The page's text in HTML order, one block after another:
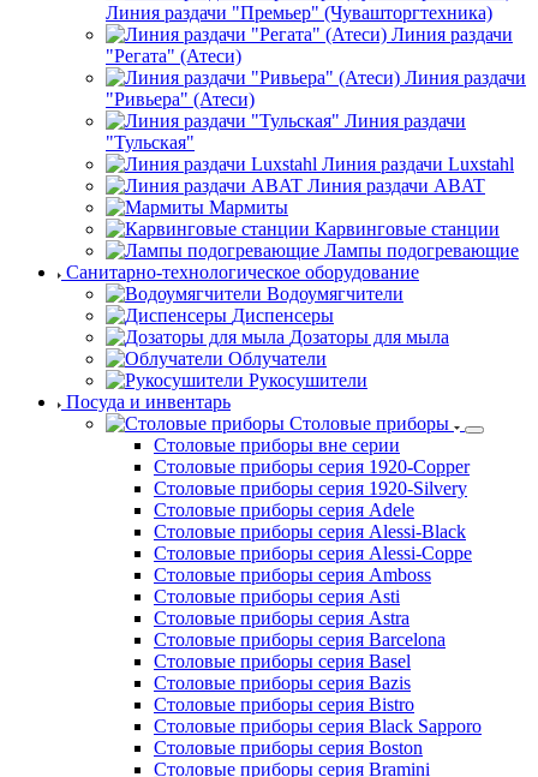
Линия раздачи "Премьер" (Чувашторгтехника)
Линия раздачи
"Регата" (Атеси)
Линия раздачи
"Ривьера" (Атеси)
Линия раздачи
"Тульская"
Линия раздачи Luxstahl
Линия раздачи ABAT
Мармиты
Карвинговые станции
Лампы подогревающие
Санитарно-технологическое оборудование
Водоумягчители
Диспенсеры
Дозаторы для мыла
Облучатели
Рукосушители
Посуда и инвентарь
Столовые приборы
Столовые приборы вне серии
Столовые приборы серия 1920-Copper
Столовые приборы серия 1920-Silvery
Столовые приборы серия Adele
Столовые приборы серия Alessi-Black
Столовые приборы серия Alessi-Coppe
Столовые приборы серия Amboss
Столовые приборы серия Asti
Столовые приборы серия Astra
Столовые приборы серия Barcelona
Столовые приборы серия Basel
Столовые приборы серия Bazis
Столовые приборы серия Bistro
Столовые приборы серия Black Sapporo
Столовые приборы серия Boston
Столовые приборы серия Bramini